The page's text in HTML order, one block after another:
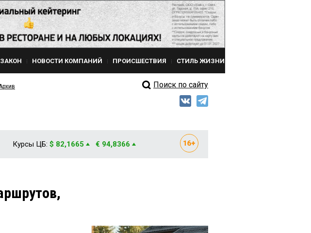
ЗАКОН НОВОСТИ КОМПАНИЙ ПРОИСШЕСТВИЯ СТИЛЬ ЖИЗНИ
Поиск по сайту
Курсы ЦБ: $ 82,1665 € 94,8366